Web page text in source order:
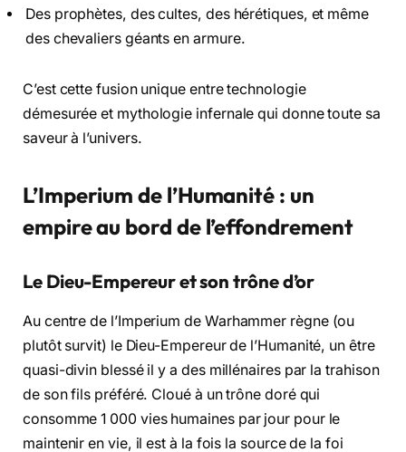
Des prophètes, des cultes, des hérétiques, et même
des chevaliers géants en armure.
C’est cette fusion unique entre technologie
démesurée et mythologie infernale qui donne toute sa
saveur à l’univers.
L’Imperium de l’Humanité : un
empire au bord de l’effondrement
Le Dieu-Empereur et son trône d’or
Au centre de l’Imperium de Warhammer règne (ou
plutôt survit) le Dieu-Empereur de l’Humanité, un être
quasi-divin blessé il y a des millénaires par la trahison
de son fils préféré. Cloué à un trône doré qui
consomme 1 000 vies humaines par jour pour le
maintenir en vie, il est à la fois la source de la foi